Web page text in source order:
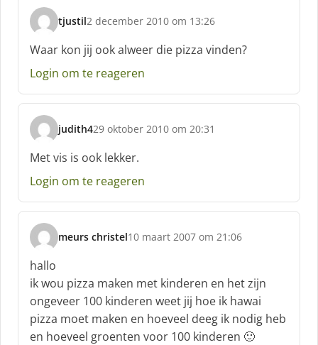
tjustil
s
c
h
r
e
f
:
2 december 2010 om 13:26
Waar kon jij ook alweer die pizza vinden?
Login om te reageren
judith4
s
c
h
r
e
f
:
29 oktober 2010 om 20:31
Met vis is ook lekker.
Login om te reageren
meurs christel
s
c
h
r
e
e
f
10 maart 2007 om 21:06
hallo
ik wou pizza maken met kinderen en het zijn
ongeveer 100 kinderen weet jij hoe ik hawai
pizza moet maken en hoeveel deeg ik nodig heb
en hoeveel groenten voor 100 kinderen 🙂